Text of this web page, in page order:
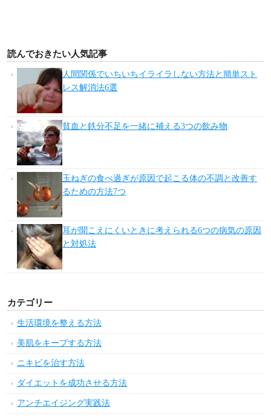
読んでおきたい人気記事
人間関係でいちいちイライラしない方法と簡単スト
レス解消法6選
貧血と鉄分不足を一緒に補える3つの飲み物
玉ねぎの食べ過ぎが原因で起こる体の不調と改善す
るための方法7つ
耳が聞こえにくいときに考えられる6つの病気の原因
と対処法
カテゴリー
生活環境を整える方法
美肌をキープする方法
ニキビを治す方法
ダイエットを成功させる方法
アンチエイジング実践法